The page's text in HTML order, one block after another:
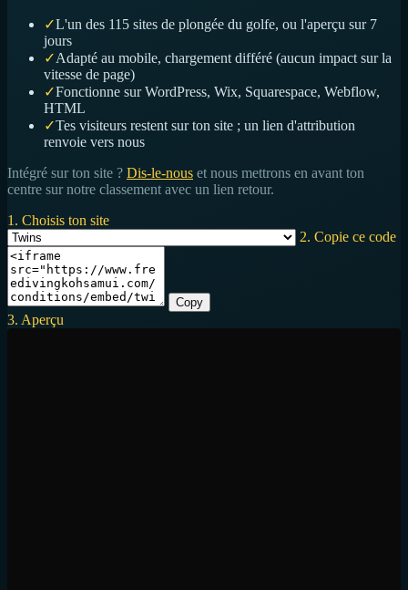
✓L'un des 115 sites de plongée du golfe, ou l'aperçu sur 7
jours
✓Adapté au mobile, chargement différé (aucun impact sur la
vitesse de page)
✓Fonctionne sur WordPress, Wix, Squarespace, Webflow,
HTML
✓Tes visiteurs restent sur ton site ; un lien d'attribution
renvoie vers nous
Intégré sur ton site ? Dis-le-nous et nous mettrons en avant ton
centre sur notre classement avec un lien retour.
1. Choisis ton site
2. Copie ce code
Copy
3. Aperçu